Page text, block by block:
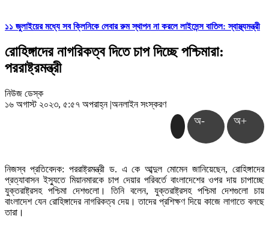
১১ জুলাইয়ের মধ্যে সব ক্লিনিকে লেবার রুম স্থাপন না করলে লাইসেন্স বাতিল: স্বাস্থ্যমন্ত্রী
রোহিঙ্গাদের নাগরিকত্ব দিতে চাপ দিচ্ছে পশ্চিমারা:
পররাষ্ট্রমন্ত্রী
নিউজ ডেস্ক
১৬ অগাস্ট ২০২৩, ৫:৫৭ অপরাহ্ন |অনলাইন সংস্করণ
অ- অ+
নিজস্ব প্রতিবেদক: পররাষ্ট্রমন্ত্রী ড. এ কে আব্দুল মোমেন জানিয়েছেন, রোহিঙ্গাদের
প্রত্যাবাসন ইস্যুতে মিয়ানমারকে চাপ দেয়ার পরিবর্তে বাংলাদেশের ওপর দায় চাপাচ্ছে
যুক্তরাষ্ট্রসহ পশ্চিমা দেশগুলো। তিনি বলেন, যুক্তরাষ্ট্রসহ পশ্চিমা দেশগুলো চায়
বাংলাদেশ যেন রোহিঙ্গাদের নাগরিকত্ব দেয়। তাদের প্রশিক্ষণ দিয়ে কাজে লাগাতে বলছে
তারা।